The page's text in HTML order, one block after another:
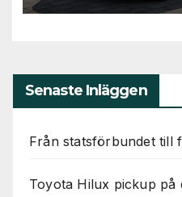
Senaste Inläggen
Från statsförbundet till
Toyota Hilux pickup